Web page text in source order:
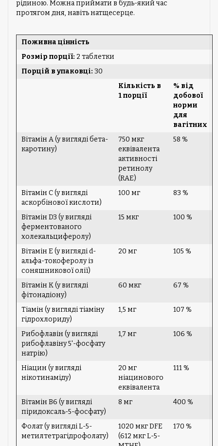
рідиною. Можна приймати в будь-який час
протягом дня, навіть натщесерце.
Поживна цінність
Розмір порції: 2 таблетки
Порцій в упаковці: 30
Кількість в
1 порції
% від
добової
норми
для
вагітних
Вітамін A (у вигляді бета-
каротину)
750 мкг
еквівалента
активності
ретинолу
(RAE)
58 %
Вітамін C (у вигляді
аскорбінової кислоти)
100 мг 83 %
Вітамін D3 (у вигляді
ферментованого
холекальциферолу)
15 мкг 100 %
Вітамін E (у вигляді d-
альфа-токоферолу із
соняшникової олії)
20 мг 105 %
Вітамін K (у вигляді
фітонадіону)
60 мкг 67 %
Тіамін (у вигляді тіаміну
гідрохлориду)
1,5 мг 107 %
Рибофлавін (у вигляді
рибофлавіну 5'-фосфату
натрію)
1,7 мг 106 %
Ніацин (у вигляді
нікотинаміду)
20 мг
ніацинового
еквівалента
111 %
Вітамін B6 (у вигляді
піридоксаль-5-фосфату)
8 мг 400 %
Фолат (у вигляді L-5-
метилтетрагідрофолату)
1020 мкг DFE
(612 мкг L-5-
170 %